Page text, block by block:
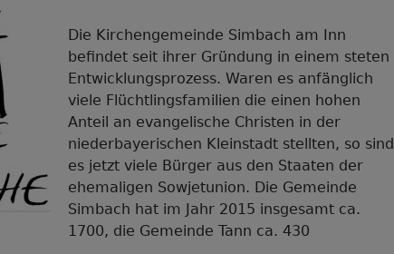
Die Kirchengemeinde Simbach am Inn
befindet seit ihrer Gründung in einem steten
Entwicklungsprozess. Waren es anfänglich
viele Flüchtlingsfamilien die einen hohen
Anteil an evangelische Christen in der
niederbayerischen Kleinstadt stellten, so sind
es jetzt viele Bürger aus den Staaten der
ehemaligen Sowjetunion. Die Gemeinde
Simbach hat im Jahr 2015 insgesamt ca.
1700, die Gemeinde Tann ca. 430